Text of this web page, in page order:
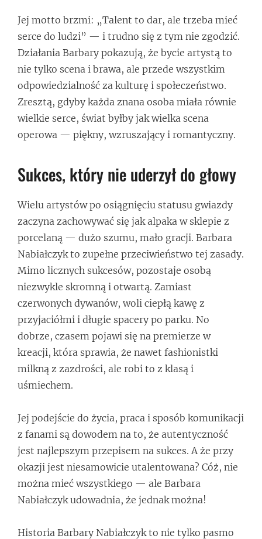
Jej motto brzmi: „Talent to dar, ale trzeba mieć
serce do ludzi” — i trudno się z tym nie zgodzić.
Działania Barbary pokazują, że bycie artystą to
nie tylko scena i brawa, ale przede wszystkim
odpowiedzialność za kulturę i społeczeństwo.
Zresztą, gdyby każda znana osoba miała równie
wielkie serce, świat byłby jak wielka scena
operowa — piękny, wzruszający i romantyczny.
Sukces, który nie uderzył do głowy
Wielu artystów po osiągnięciu statusu gwiazdy
zaczyna zachowywać się jak alpaka w sklepie z
porcelaną — dużo szumu, mało gracji. Barbara
Nabiałczyk to zupełne przeciwieństwo tej zasady.
Mimo licznych sukcesów, pozostaje osobą
niezwykle skromną i otwartą. Zamiast
czerwonych dywanów, woli ciepłą kawę z
przyjaciółmi i długie spacery po parku. No
dobrze, czasem pojawi się na premierze w
kreacji, która sprawia, że nawet fashionistki
milkną z zazdrości, ale robi to z klasą i
uśmiechem.
Jej podejście do życia, praca i sposób komunikacji
z fanami są dowodem na to, że autentyczność
jest najlepszym przepisem na sukces. A że przy
okazji jest niesamowicie utalentowana? Cóż, nie
można mieć wszystkiego — ale Barbara
Nabiałczyk udowadnia, że jednak można!
Historia Barbary Nabiałczyk to nie tylko pasmo